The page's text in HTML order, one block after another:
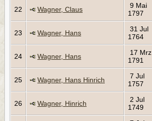
22 Wagner, Claus
9 Mai
1797
23 Wagner, Hans
31 Jul
1764
24 Wagner, Hans
17 Mrz
1791
25 Wagner, Hans Hinrich
7 Jul
1757
26 Wagner, Hinrich
2 Jul
1749